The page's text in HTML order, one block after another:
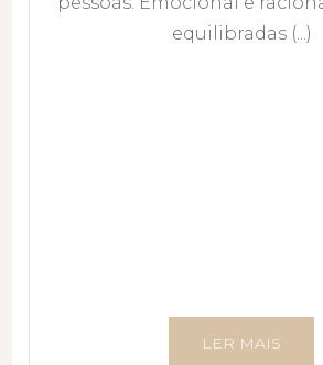
equilibradas (...)
LER MAIS